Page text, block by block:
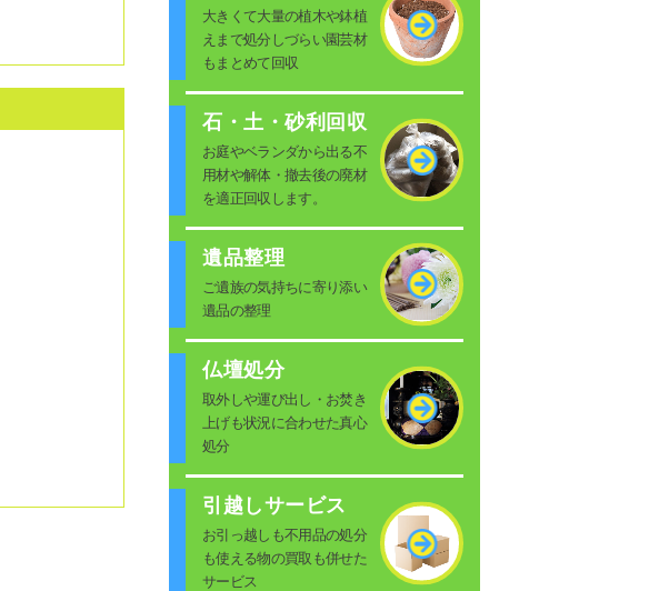
大きくて大量の植木や鉢植
えまで処分しづらい園芸材
もまとめて回収
石・土・砂利回収
お庭やベランダから出る不
用材や解体・撤去後の廃材
を適正回収します。
遺品整理
ご遺族の気持ちに寄り添い
遺品の整理
仏壇処分
取外しや運び出し・お焚き
上げも状況に合わせた真心
処分
引越しサービス
お引っ越しも不用品の処分
も使える物の買取も併せた
サービス